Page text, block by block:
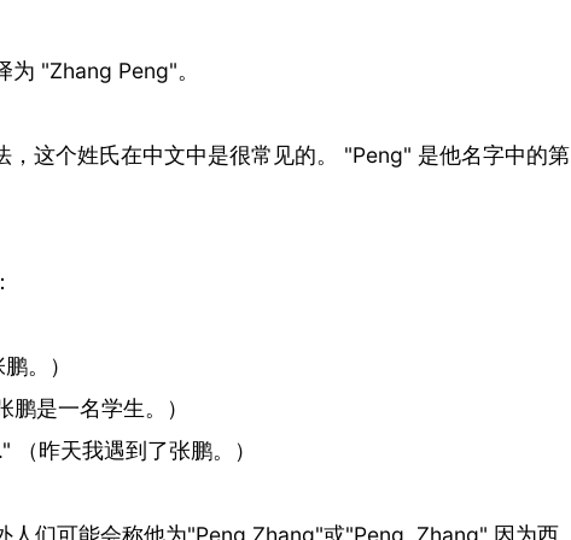
"Zhang Peng"。
，这个姓氏在中文中是很常见的。 "Peng" 是他名字中的第
。）
是一名学生。）
昨天我遇到了张鹏。）
人们可能会称他为"Peng Zhang"或"Peng, Zhang" 因为西